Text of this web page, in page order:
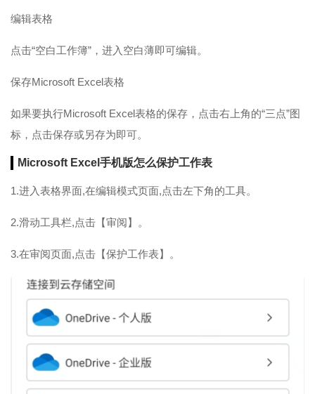
编辑表格
点击“空白工作簿”，进入空白薄即可编辑。
保存Microsoft Excel表格
如果要执行Microsoft Excel表格的保存，点击右上角的“三点”图
标，点击保存或另存为即可。
Microsoft Excel手机版怎么保护工作表
1.进入表格界面,在编辑模式页面,点击左下角的工具。
2.滑动工具栏,点击【审阅】。
3.在审阅页面,点击【保护工作表】。